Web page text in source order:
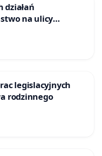
działań
na ulicy
legislacyjnych
rodzinnego